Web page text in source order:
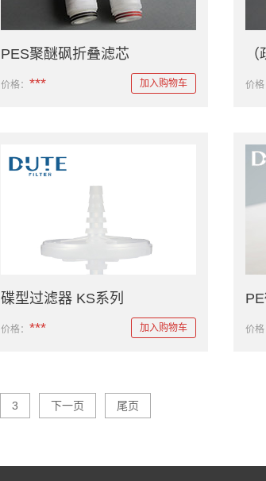
PES聚醚砜折叠滤芯
价格： *** 加入购物车 价格
碟型过滤器 KS系列
价格： *** 加入购物车 价格
3 下一页 尾页